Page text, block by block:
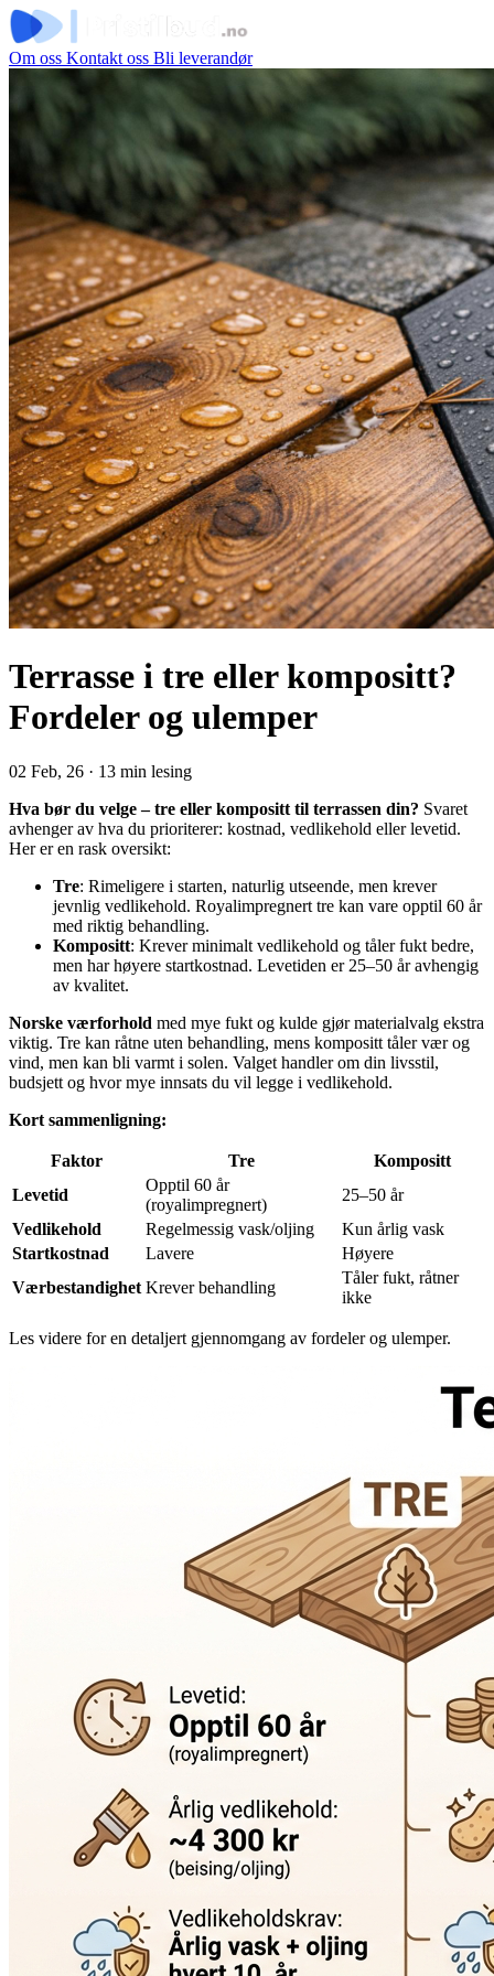
Om oss Kontakt oss Bli leverandør
Terrasse i tre eller kompositt?
Fordeler og ulemper
02 Feb, 26 · 13 min lesing
Hva bør du velge – tre eller kompositt til terrassen din? Svaret
avhenger av hva du prioriterer: kostnad, vedlikehold eller levetid.
Her er en rask oversikt:
Tre: Rimeligere i starten, naturlig utseende, men krever
jevnlig vedlikehold. Royalimpregnert tre kan vare opptil 60 år
med riktig behandling.
Kompositt: Krever minimalt vedlikehold og tåler fukt bedre,
men har høyere startkostnad. Levetiden er 25–50 år avhengig
av kvalitet.
Norske værforhold med mye fukt og kulde gjør materialvalg ekstra
viktig. Tre kan råtne uten behandling, mens kompositt tåler vær og
vind, men kan bli varmt i solen. Valget handler om din livsstil,
budsjett og hvor mye innsats du vil legge i vedlikehold.
Kort sammenligning:
Faktor Tre
Kompositt
Levetid
Opptil 60 år
(royalimpregnert)
25–50 år
Vedlikehold
Regelmessig vask/oljing
Kun årlig vask
Startkostnad
Lavere
Høyere
Værbestandighet Krever behandling
Tåler fukt, råtner
ikke
Les videre for en detaljert gjennomgang av fordeler og ulemper.